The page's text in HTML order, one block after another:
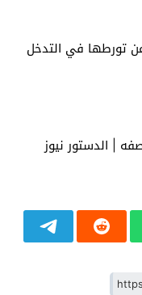
تورطها في التدخل
| الدستور نيوز